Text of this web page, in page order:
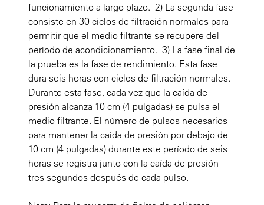
funcionamiento a largo plazo. 2) La segunda fase
consiste en 30 ciclos de filtración normales para
permitir que el medio filtrante se recupere del
período de acondicionamiento. 3) La fase final de
la prueba es la fase de rendimiento. Esta fase
dura seis horas con ciclos de filtración normales.
Durante esta fase, cada vez que la caída de
presión alcanza 10 cm (4 pulgadas) se pulsa el
medio filtrante. El número de pulsos necesarios
para mantener la caída de presión por debajo de
10 cm (4 pulgadas) durante este período de seis
horas se registra junto con la caída de presión
tres segundos después de cada pulso.